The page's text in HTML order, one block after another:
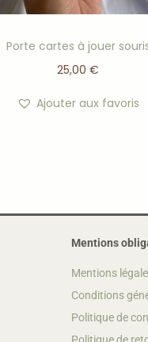
Porte cartes à jouer
25,00€
Ajouter aux favoris
Mentions
Mentions
Conditions
Politique de